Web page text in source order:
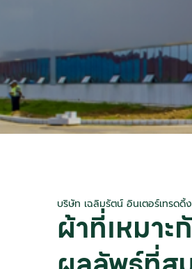
บริษัท เฉลิมรัตน์ อินเตอร์เทรดดิ้
ผ้าที่เหมาะ